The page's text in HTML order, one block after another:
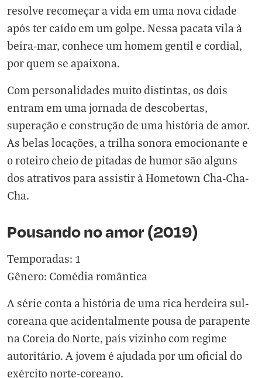
resolve recomeçar a vida em uma nova cidade
após ter caído em um golpe. Nessa pacata vila à
beira-mar, conhece um homem gentil e cordial,
por quem se apaixona.
Com personalidades muito distintas, os dois
entram em uma jornada de descobertas,
superação e construção de uma história de amor.
As belas locações, a trilha sonora emocionante e
o roteiro cheio de pitadas de humor são alguns
dos atrativos para assistir à Hometown Cha-Cha-
Cha.
Pousando no amor (2019)
Temporadas: 1
Gênero: Comédia romântica
A série conta a história de uma rica herdeira sul-
coreana que acidentalmente pousa de parapente
na Coreia do Norte, país vizinho com regime
autoritário. A jovem é ajudada por um oficial do
exército norte-coreano.